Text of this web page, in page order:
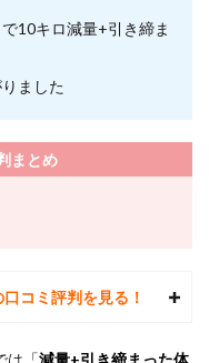
10キロ減量+引き締ま
ました
まとめ
コミ評判を見る！